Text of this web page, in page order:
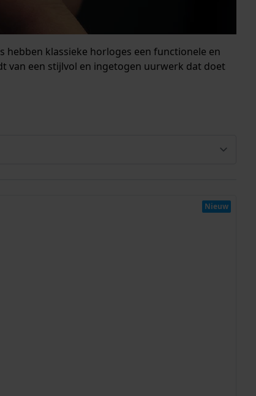
klassieke horloges een functionele en
van een stijlvol en ingetogen uurwerk dat doet
Nieuw